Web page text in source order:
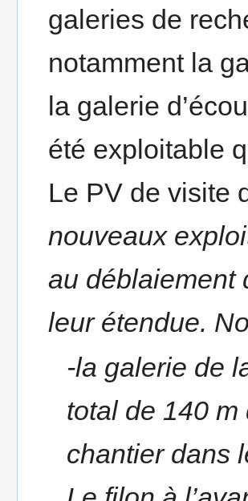
galeries de
notamment la
la galerie
été exploitable
Le PV de visite
nouveaux
au déblaiement
leur étendue.
-la galerie de
total de 140
chantier dans